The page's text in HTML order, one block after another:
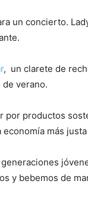
un concierto.
, un clarete de
verano.
productos
más
y bebemos de